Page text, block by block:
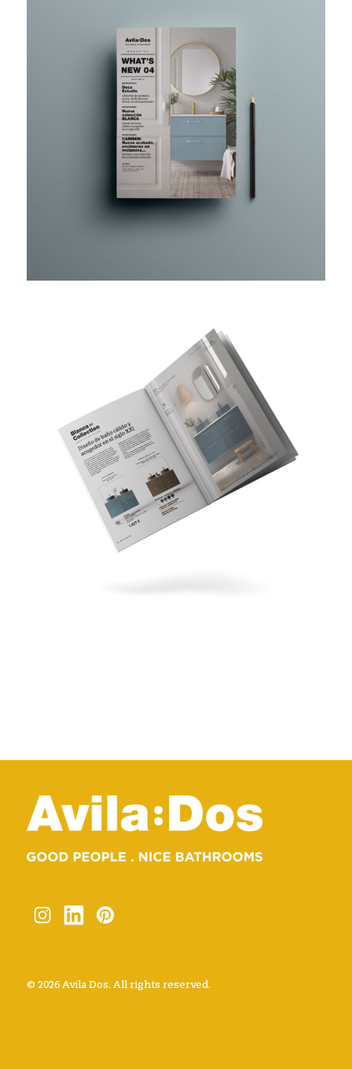
© 2026 Avila Dos. All rights reserved.